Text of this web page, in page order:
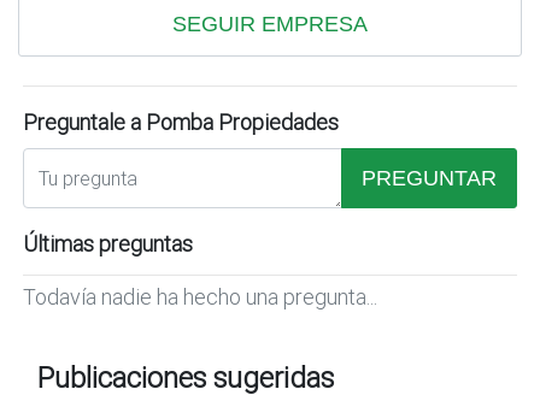
SEGUIR EMPRESA
Preguntale a Pomba Propiedades
PREGUNTAR
Últimas preguntas
Todavía nadie ha hecho una pregunta...
Publicaciones sugeridas